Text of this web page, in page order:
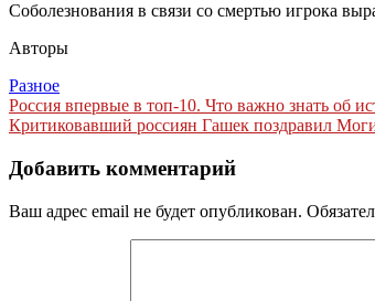
Соболезнования в связи со смертью игрока
Авторы
Разное
Навигация
по
записям
Россия впервые в топ-10. Что важно знать об
Критиковавший россиян Гашек поздравил
Добавить комментарий
Ваш адрес email не будет опубликован.